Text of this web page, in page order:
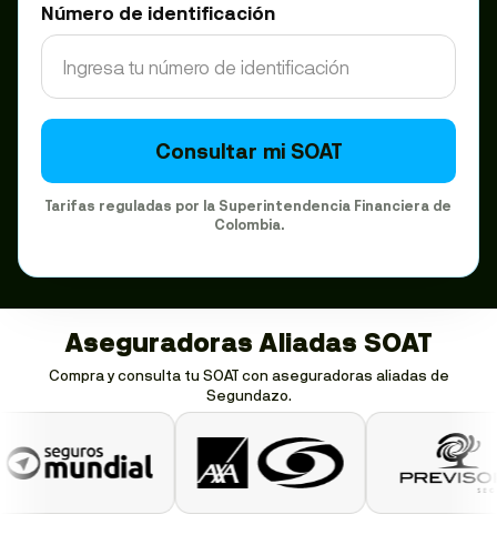
Número de identificación
Consultar mi SOAT
Tarifas reguladas por la Superintendencia Financiera de
Colombia.
Aseguradoras Aliadas SOAT
Compra y consulta tu SOAT con aseguradoras aliadas de
Segundazo.